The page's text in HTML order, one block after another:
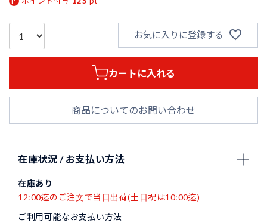
お気に入りに登録する
カートに入れる
商品についてのお問い合わせ
在庫状況 / お支払い方法
在庫あり
12:00迄のご注文で当日出荷(土日祝は10:00迄)
ご利用可能なお支払い方法